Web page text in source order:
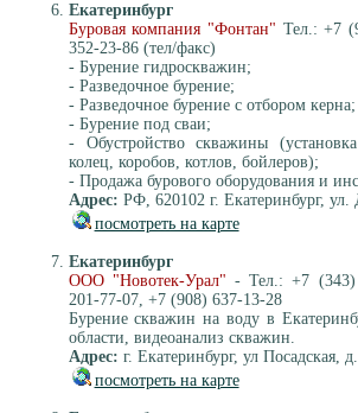
Екатеринбург
Буровая компания "Фонтан" Тел.: +7
352-23-86 (тел/факс)
- Бурение гидроскважин;
- Разведочное бурение;
- Разведочное бурение с отбором керна;
- Бурение под сваи;
- Обустройство скважины
колец, коробов, котлов, бойлеров);
- Продажа бурового оборудования и
Адрес: РФ, 620102 г. Екатеринбург, ул.
посмотреть на карте
Екатеринбург
ООО "Новотек-Урал" - Тел.: +7 (343)
201-77-07, +7 (908) 637-13-28
Бурение скважин на воду в
области, видеоанализ скважин.
Адрес: г. Екатеринбург, ул Посадская,
посмотреть на карте